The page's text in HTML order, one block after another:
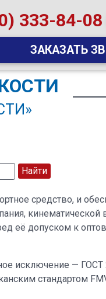
333-84-08
ЗАКАЗАТЬ
средство, и
кинематической
её допуском к
исключение —
стандартом